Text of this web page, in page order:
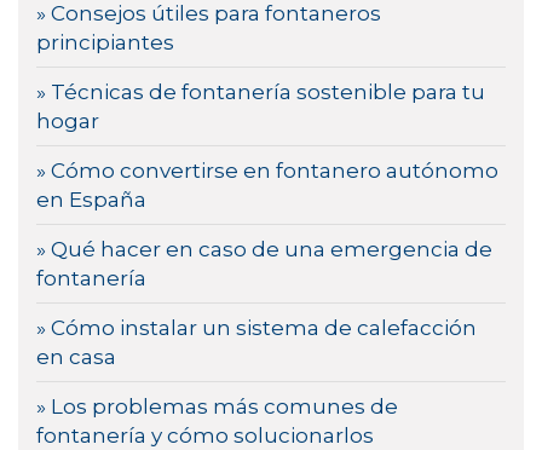
» Consejos útiles para fontaneros
principiantes
» Técnicas de fontanería sostenible para tu
hogar
» Cómo convertirse en fontanero autónomo
en España
» Qué hacer en caso de una emergencia de
fontanería
» Cómo instalar un sistema de calefacción
en casa
» Los problemas más comunes de
fontanería y cómo solucionarlos